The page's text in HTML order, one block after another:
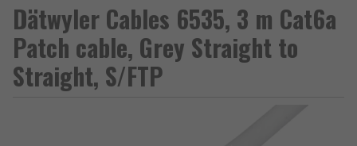
Dätwyler Cables 6535, 3 m Cat6a
Patch cable, Grey Straight to
Straight, S/FTP